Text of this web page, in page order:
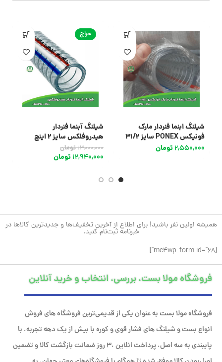
شیلنگ ابنما فنردار مارک
فونیکس PONEX سایز 31/2
2,550,000تومان
حراج
شیلنگ آبنما فنردار
هیدروفلکس سایز 2 اینچ
13,000,000تومان
12,940,000تومان
همیشه اولین نفر باشید! برای اطلاع از آخرین تخفیف‌ها و جدیدترین کالاها در
خبرنامه ثبت‌نام کنید.
[mc4wp_form id="68"]
فروشگاه مولا بست، بررسی، انتخاب و خرید آنلاین
فروشگاه مولا بست به عنوان یکی از قدیمی‌ترین فروشگاه های فروش
انواع بست و شیلنگ های فشار قوی و کوره با بیش از یک دهه تجربه، با
پایبندی به سه اصل، پرداخت انلاین ،۳ روز ضمانت بازگشت کالا و تضمین